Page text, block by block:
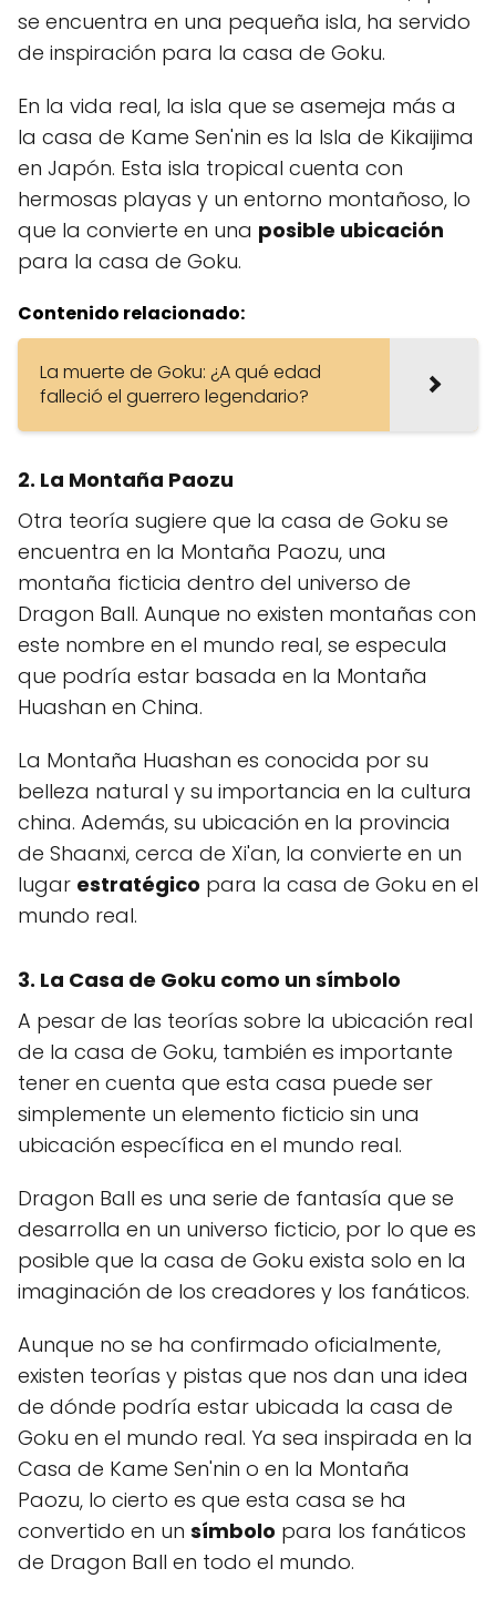
se encuentra en una pequeña isla, ha servido
de inspiración para la casa de Goku.
En la vida real, la isla que se asemeja más a
la casa de Kame Sen'nin es la Isla de Kikaijima
en Japón. Esta isla tropical cuenta con
hermosas playas y un entorno montañoso, lo
que la convierte en una posible ubicación
para la casa de Goku.
Contenido relacionado:
La muerte de Goku: ¿A qué edad
falleció el guerrero legendario?
2. La Montaña Paozu
Otra teoría sugiere que la casa de Goku se
encuentra en la Montaña Paozu, una
montaña ficticia dentro del universo de
Dragon Ball. Aunque no existen montañas con
este nombre en el mundo real, se especula
que podría estar basada en la Montaña
Huashan en China.
La Montaña Huashan es conocida por su
belleza natural y su importancia en la cultura
china. Además, su ubicación en la provincia
de Shaanxi, cerca de Xi'an, la convierte en un
lugar estratégico para la casa de Goku en el
mundo real.
3. La Casa de Goku como un símbolo
A pesar de las teorías sobre la ubicación real
de la casa de Goku, también es importante
tener en cuenta que esta casa puede ser
simplemente un elemento ficticio sin una
ubicación específica en el mundo real.
Dragon Ball es una serie de fantasía que se
desarrolla en un universo ficticio, por lo que es
posible que la casa de Goku exista solo en la
imaginación de los creadores y los fanáticos.
Aunque no se ha confirmado oficialmente,
existen teorías y pistas que nos dan una idea
de dónde podría estar ubicada la casa de
Goku en el mundo real. Ya sea inspirada en la
Casa de Kame Sen'nin o en la Montaña
Paozu, lo cierto es que esta casa se ha
convertido en un símbolo para los fanáticos
de Dragon Ball en todo el mundo.